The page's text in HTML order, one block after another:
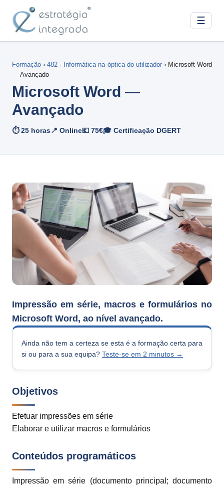
☰
Formação ›482 · Informática na óptica do utilizador› Microsoft Word
— Avançado
Microsoft Word —
Avançado
⏱ 25 horas📍 Online💶 75€🎓 Certificação DGERT
Impressão em série, macros e formulários no
Microsoft Word, ao nível avançado.
Ainda não tem a certeza se esta é a formação certa para
si ou para a sua equipa? Teste-se em 2 minutos →
Objetivos
Efetuar impressões em série
Elaborar e utilizar macros e formulários
Conteúdos programáticos
Impressão em série (documento principal; documento